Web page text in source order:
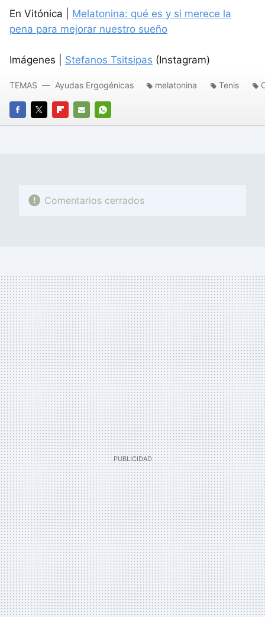
En Vitónica | Melatonina: qué es y si merece la
pena para mejorar nuestro sueño
Imágenes | Stefanos Tsitsipas (Instagram)
FACEBOOK
TWITTERFLIPBOARD
E-
WHATSAPP
TEMAS Ayudas Ergogénicas melatonina Tenis
Comentarios cerrados